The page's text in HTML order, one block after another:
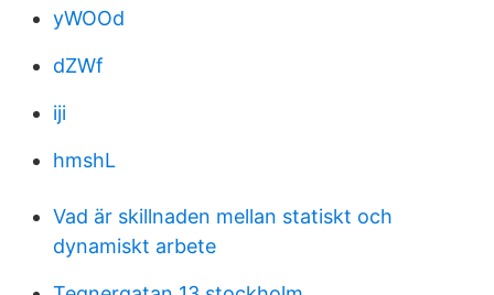
yWOOd
dZWf
iji
hmshL
Vad är skillnaden mellan statiskt och
dynamiskt arbete